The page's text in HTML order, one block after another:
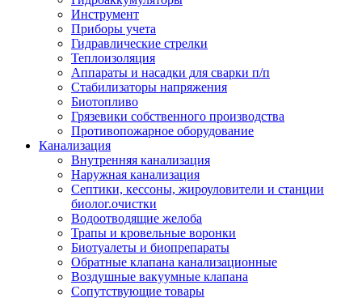
Инструмент
Приборы учета
Гидравлические стрелки
Теплоизоляция
Аппараты и насадки для сварки п/п
Стабилизаторы напряжения
Биотопливо
Грязевики собственного производства
Противопожарное оборудование
Канализация
Внутренняя канализация
Наружная канализация
Септики, кессоны, жироуловители и станции
биолог.очистки
Водоотводящие желоба
Трапы и кровельные воронки
Биотуалеты и биопрепараты
Обратные клапана канализационные
Воздушные вакуумные клапана
Сопутствующие товары